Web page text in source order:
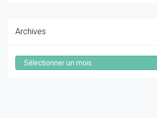
Archives
Archives